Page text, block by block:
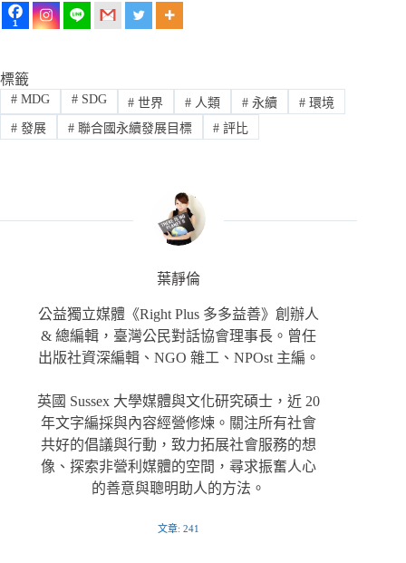
1
標籤
#MDG #SDG # 世界 # 人類 # 永續 #環境
#發展 #聯合國永續發展目標 # 評比
葉靜倫
公益獨立媒體《Right Plus 多多益善》創辦人
& 總編輯，臺灣公民對話協會理事長。曾任
出版社資深編輯、NGO 雜工、NPOst 主編。
英國 Sussex 大學媒體與文化研究碩士，近 20
年文字編採與內容經營修煉。關注所有社會
共好的倡議與行動，致力拓展社會服務的想
像、探索非營利媒體的空間，尋求振奮人心
的善意與聰明助人的方法。
文章: 241